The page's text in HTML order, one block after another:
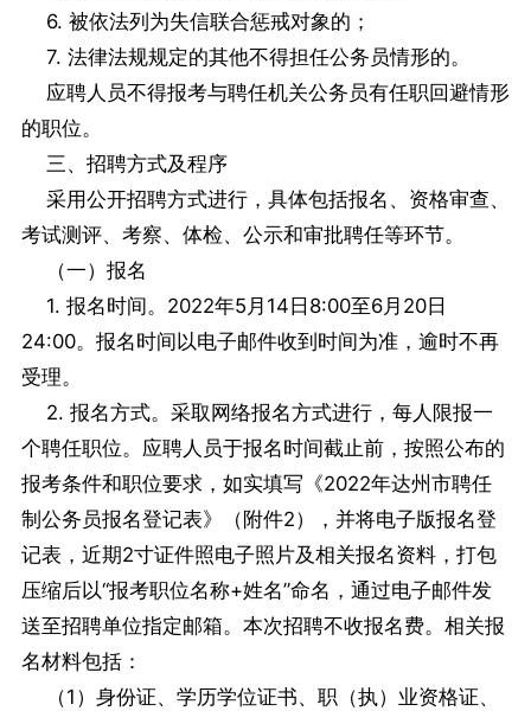
6. 被依法列为失信联合惩戒对象的；
7. 法律法规规定的其他不得担任公务员情形的。
应聘人员不得报考与聘任机关公务员有任职回避情形
的职位。
三、招聘方式及程序
采用公开招聘方式进行，具体包括报名、资格审查、
考试测评、考察、体检、公示和审批聘任等环节。
（一）报名
1. 报名时间。2022年5月14日8:00至6月20日
24:00。报名时间以电子邮件收到时间为准，逾时不再
受理。
2. 报名方式。采取网络报名方式进行，每人限报一
个聘任职位。应聘人员于报名时间截止前，按照公布的
报考条件和职位要求，如实填写《2022年达州市聘任
制公务员报名登记表》（附件2），并将电子版报名登
记表，近期2寸证件照电子照片及相关报名资料，打包
压缩后以“报考职位名称+姓名”命名，通过电子邮件发
送至招聘单位指定邮箱。本次招聘不收报名费。相关报
名材料包括：
（1）身份证、学历学位证书、职（执）业资格证、